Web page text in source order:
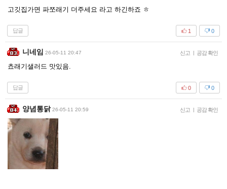
고깃집가면 파쪼래기 더주세요 라고 하긴하죠 ㅎ
답글 0
1
니네임 26-05-11 20:47 신고 | 공감 확인
쵸래기샐러드 맛있음.
답글 0
0
양념통닭 26-05-11 20:59 신고 | 공감 확인